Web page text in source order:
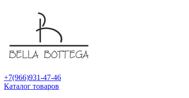
+7(966)931-47-46
Каталог товаров